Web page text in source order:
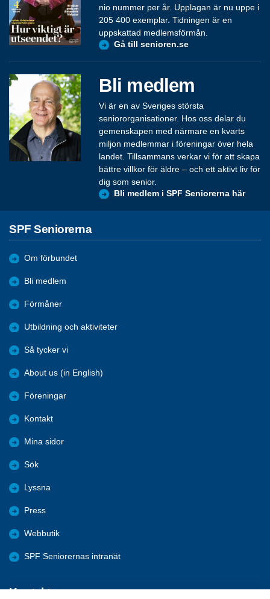
nio nummer per år. Upplagan är nu uppe i
205 400 exemplar. Tidningen är en
uppskattad medlemsförmån.
Gå till senioren.se
Bli medlem
Vi är en av Sveriges största
seniororganisationer. Hos oss delar du
gemenskapen med närmare en kvarts
miljon medlemmar i föreningar över hela
landet. Tillsammans verkar vi för att skapa
bättre villkor för äldre – och ett aktivt liv för
dig som senior.
Bli medlem i SPF Seniorerna här
SPF Seniorerna
Om förbundet
Bli medlem
Förmåner
Utbildning och aktiviteter
Så tycker vi
About us (in English)
Föreningar
Kontakt
Mina sidor
Sök
Lyssna
Press
Webbutik
SPF Seniorernas intranät
Kontakta oss